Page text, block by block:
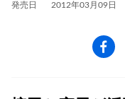
発売日 2012年03月09日